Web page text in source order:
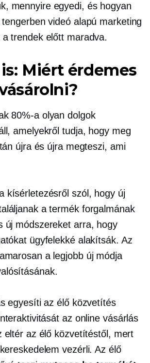
mennyire egyedi, és hogyan
tengerbenvideó alapú marketing
a trendek előtt maradva.
Miért érdemes
80%-a olyan dolgok
amelyekről tudja, hogy meg
újra és újra megteszi, ami
kísérletezésről szól, hogy új
a termék forgalmának
új módszereket arra, hogy
ügyfelekké alakítsák. Az
a legjobb új módja
egyesíti az élő közvetítés
az online vásárlás
eltér az élő közvetítéstől, mert
vezérli. Az élő